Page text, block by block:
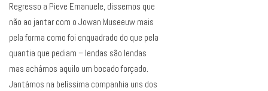
Regresso a Pieve Emanuele, dissemos que
não ao jantar com o Jowan Museeuw mais
pela forma como foi enquadrado do que pela
quantia que pediam – lendas são lendas
mas achámos aquilo um bocado forçado.
Jantámos na belíssima companhia uns dos